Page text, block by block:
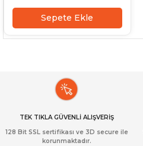
Sepete Ekle
TEK TIKLA GÜVENLİ ALIŞVERİŞ
128 Bit SSL sertifikası ve 3D secure ile
korunmaktadır.